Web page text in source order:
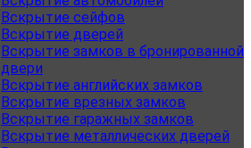
Вскрытие сейфов
Вскрытие дверей
Вскрытие замков в бронированной
двери
Вскрытие английских замков
Вскрытие врезных замков
Вскрытие гаражных замков
Вскрытие металлических дверей